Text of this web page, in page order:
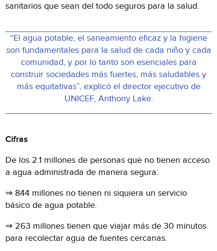
sanitarios que sean del todo seguros para la salud.
“El agua potable, el saneamiento eficaz y la higiene
son fundamentales para la salud de cada niño y cada
comunidad, y por lo tanto son esenciales para
construir sociedades más fuertes, más saludables y
más equitativas”, explicó el director ejecutivo de
UNICEF, Anthony Lake.
Cifras
De los 2.1 millones de personas que no tienen acceso
a agua administrada de manera segura:
⇒ 844 millones no tienen ni siquiera un servicio
básico de agua potable.
⇒ 263 millones tienen que viajar más de 30 minutos
para recolectar agua de fuentes cercanas.